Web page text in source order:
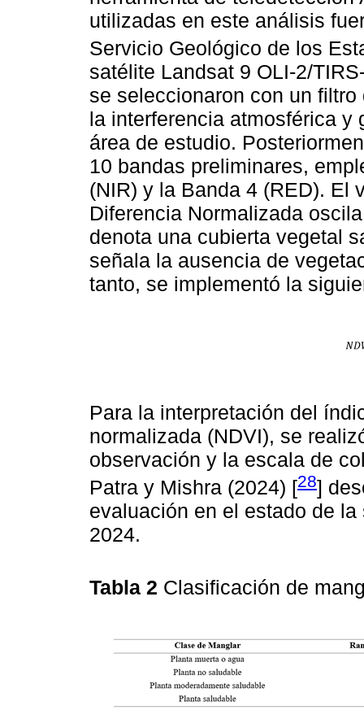
utilizadas en este análisis
Servicio Geológico de los
satélite Landsat 9 OLI-2/
se seleccionaron con un
la interferencia atmosférica y
área de estudio.
10 bandas preliminares,
(NIR) y la Banda 4 (RED). El
Diferencia Normalizada
denota una cubierta vegetal
señala la ausencia de
tanto, se implementó la
Para la interpretación del
normalizada (NDVI), se
observación y la escala de
Patra y Mishra (2024) [28]
evaluación en el estado de
2024.
Tabla 2 Clasificación de